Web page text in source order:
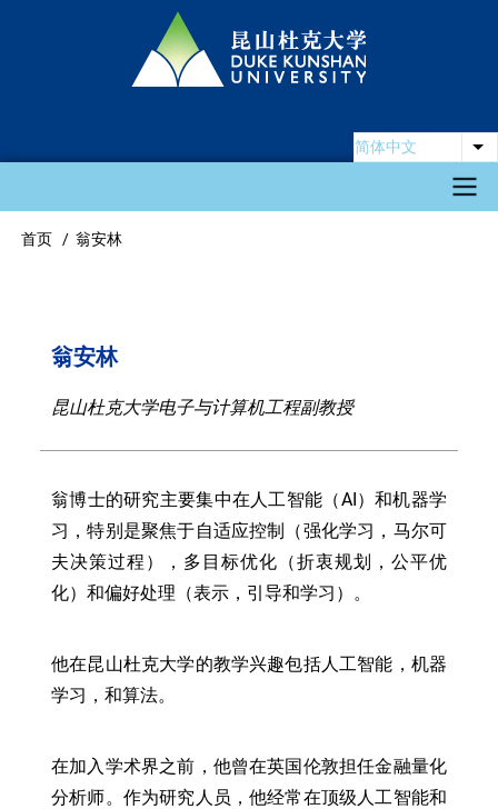
简体中文
Main
首页 翁安林
翁安林
昆山杜克大学电子与计算机工程副教授
翁博士的研究主要集中在人工智能（AI）和机器学
习，特别是聚焦于自适应控制（强化学习，马尔可
夫决策过程），多目标优化（折衷规划，公平优
化）和偏好处理（表示，引导和学习）。
他在昆山杜克大学的教学兴趣包括人工智能，机器
学习，和算法。
在加入学术界之前，他曾在英国伦敦担任金融量化
分析师。作为研究人员，他经常在顶级人工智能和